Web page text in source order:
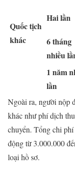
Quốc tịch
khác
Hai lần
6 tháng
nhiều
1 năm
lần
Ngoài ra, người nộp
khác như phí dịch
chuyển. Tổng chi
động từ 3.000.000
loại hồ sơ.